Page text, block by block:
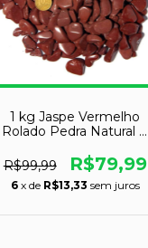
1 kg Jaspe Vermelho
Rolado Pedra Natural P
R$99,99
R$79,99
6 x de R$13,33 sem juros